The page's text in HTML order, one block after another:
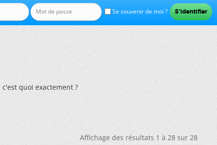
Se souvenir de moi ?
quoi exactement ?
Affichage des résultats 1 à 28 sur 28